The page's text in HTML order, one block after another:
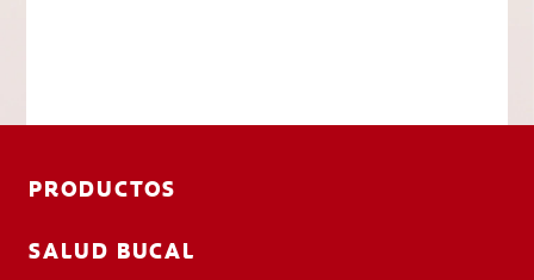
PRODUCTOS
SALUD BUCAL